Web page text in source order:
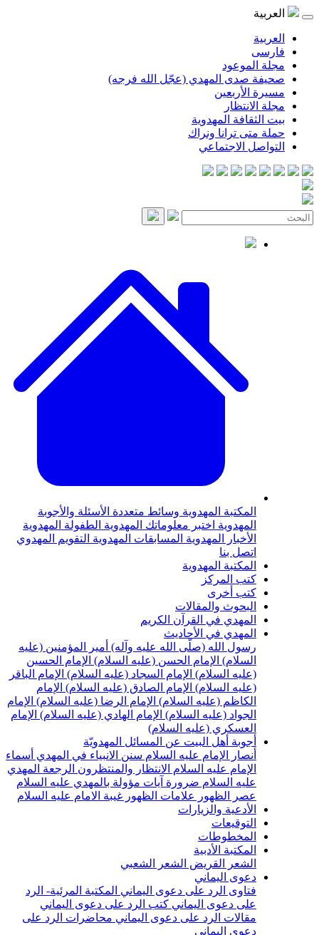
المهدي (عجّل الله فرجه)
المهدوية
ترانا ونراك
الاجتماعي
المهدويةوسائط متعددةالأسئلة والأجوبة
اختبر معلوماتك المهدويةالطفولة المهدوية
المهدويةالمسابقات المهدويةالتقويم المهدوي
المهدوية
والمقالات
في القرآن الكريم
في الأحاديث
الله (صلّى الله عليه وآله) أمير المؤمنين (عليه
الإمام الحسن (عليه السلام) الإمام الحسين
الإمام السجاد (عليه السلام) الإمام الباقر
الإمام الصادق (عليه السلام) الإمام
(عليه السلام) الإمام الرضا (عليه السلام) الإمام
(عليه السلام) الإمام الهادي (عليه السلام) الإمام
(عليه السلام)
أهل البيت عن المسائل المهدويّة
الإمام عليه السلامسنن الانبياء في المهديأسماء
عليه السلامالانتظار والمنتظرونالرجعةالمهدي
السلام ضرورة آيات مؤولة بالمهدي عليه السلام
علامات الظهورغيبة الامام عليه السلام
والزيارات
الأدبية
الشعر الشعبي
اليماني
الرد على دعوى اليماني المكتبة المرئية- الرد
دعوى اليماني كتب الرد على دعوى اليماني
الرد على دعوى اليماني محاضرات الرد على